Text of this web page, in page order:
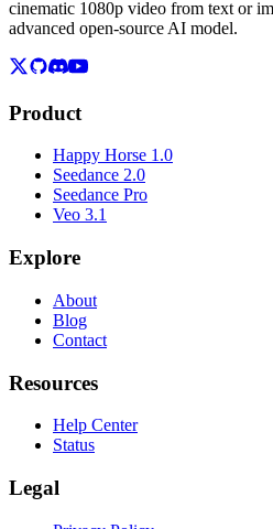
cinematic 1080p video from text or
advanced open-source AI model.
Product
Happy Horse 1.0
Seedance 2.0
Seedance Pro
Veo 3.1
Explore
About
Blog
Contact
Resources
Help Center
Status
Legal